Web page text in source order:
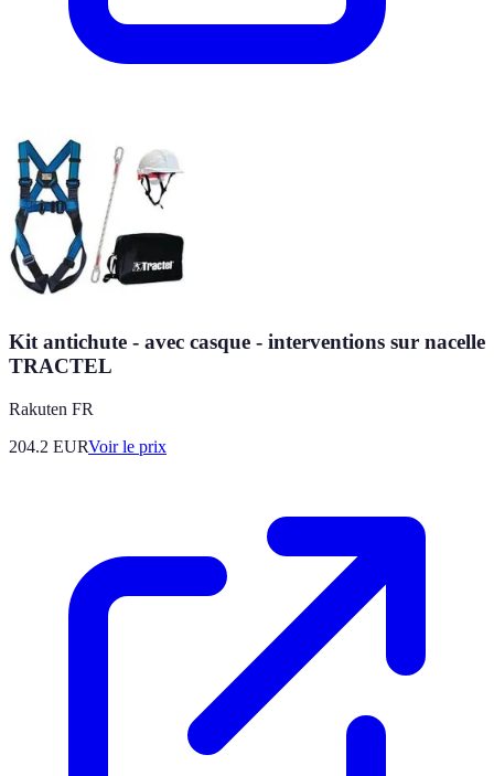
Kit antichute - avec casque - interventions sur nacelle
TRACTEL
Rakuten FR
204.2 EURVoir le prix